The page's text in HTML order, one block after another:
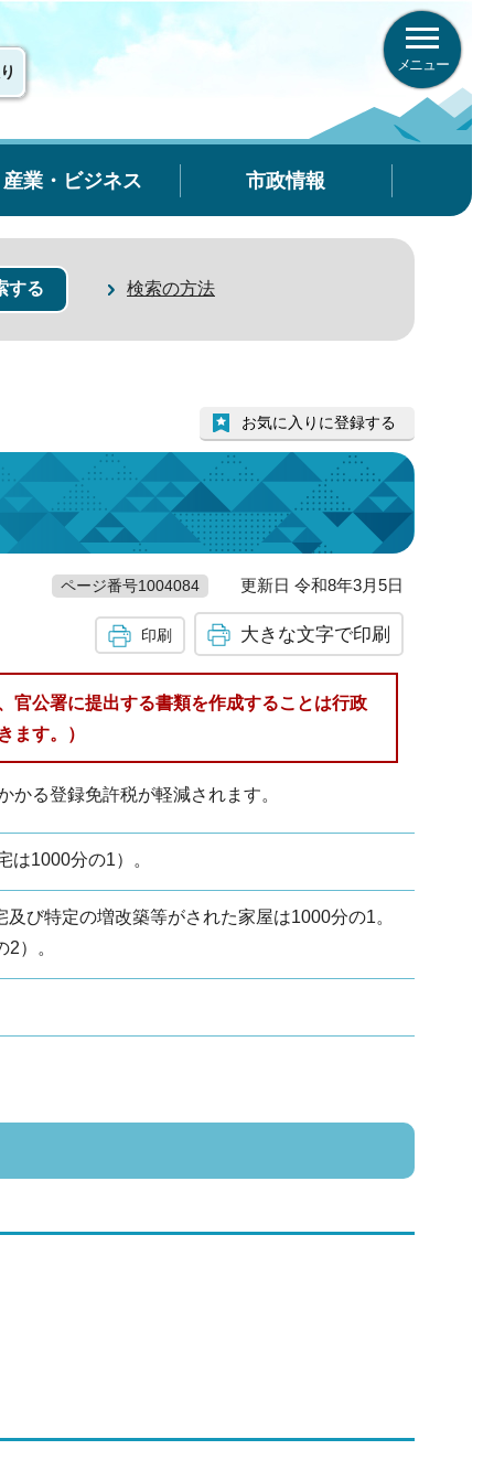
メニュー
産業・ビジネス 市政情報
検索の方法
お気に入りに登録する
ページ番号1004084 更新日 令和8年3月5日
印刷 大きな文字で印刷
官公署に提出する書類を作成することは行政
ます。）
る登録免許税が軽減されます。
は1000分の1）。
び特定の増改築等がされた家屋は1000分の1。
）。